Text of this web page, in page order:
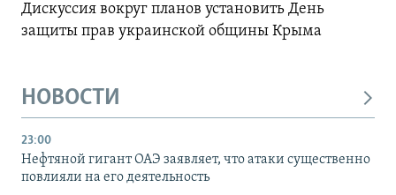
Дискуссия вокруг планов установить День
защиты прав украинской общины Крыма
НОВОСТИ
23:00
Нефтяной гигант ОАЭ заявляет, что атаки существенно
повлияли на его деятельность